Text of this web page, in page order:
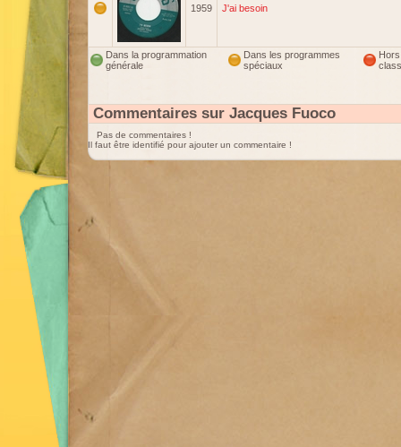
1959 J'ai besoin
Dans la programmation
générale
Dans les programmes
spéciaux
Hors
Commentaires sur Jacques Fuoco
Pas de commentaires !
Il faut être identifié pour ajouter un commentaire !